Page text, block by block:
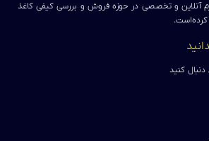
آنلاین و تخصصی در حوزه فروش و بررسی کیفی کاغذ
کرده‌است.
کنید